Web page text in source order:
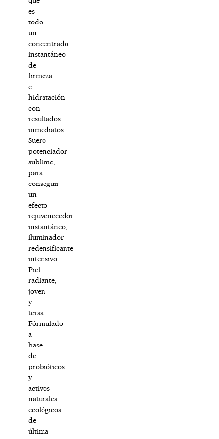
es
todo
un
concentrado
instantáneo
de
firmeza
e
hidratación
con
resultados
inmediatos.
Suero
potenciador
sublime,
para
conseguir
un
efecto
rejuvenecedor
instantáneo,
iluminador
redensificante
intensivo.
Piel
radiante,
joven
y
tersa.
Fórmulado
a
base
de
probióticos
y
activos
naturales
ecológicos
de
última